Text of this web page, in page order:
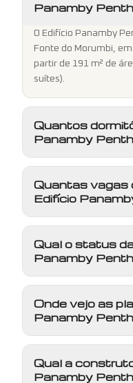
Panamby
O Edifício Panamby
Fonte do Morumbi,
partir de 191 m² de
suítes).
Quantos
Panamby
Quantas vagas
Edifício
Qual o status
Panamby
Onde vejo as
Panamby
Qual a
Panamby